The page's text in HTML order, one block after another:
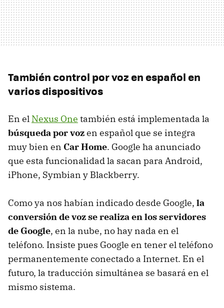
También control por voz en español en
varios dispositivos
En el Nexus One también está implementada la
búsqueda por vozen español que se integra
muy bien en Car Home. Google ha anunciado
que esta funcionalidad la sacan para Android,
iPhone, Symbian y Blackberry.
Como ya nos habían indicado desde Google, la
conversión de voz se realiza en los servidores
de Google, en la nube, no hay nada en el
teléfono. Insiste pues Google en tener el teléfono
permanentemente conectado a Internet. En el
futuro, la traducción simultánea se basará en el
mismo sistema.